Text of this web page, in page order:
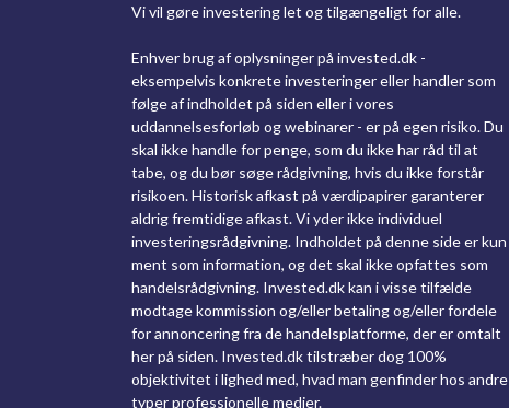
Vi vil gøre investering let og tilgængeligt for alle.
Enhver brug af oplysninger på invested.dk -
eksempelvis konkrete investeringer eller handler som
følge af indholdet på siden eller i vores
uddannelsesforløb og webinarer - er på egen risiko. Du
skal ikke handle for penge, som du ikke har råd til at
tabe, og du bør søge rådgivning, hvis du ikke forstår
risikoen. Historisk afkast på værdipapirer garanterer
aldrig fremtidige afkast. Vi yder ikke individuel
investeringsrådgivning. Indholdet på denne side er kun
ment som information, og det skal ikke opfattes som
handelsrådgivning. Invested.dk kan i visse tilfælde
modtage kommission og/eller betaling og/eller fordele
for annoncering fra de handelsplatforme, der er omtalt
her på siden. Invested.dk tilstræber dog 100%
objektivitet i lighed med, hvad man genfinder hos andre
typer professionelle medier.